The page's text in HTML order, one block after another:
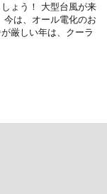
ょう！ 大型台風が来
今は、オール電化のお
厳しい年は、クーラ